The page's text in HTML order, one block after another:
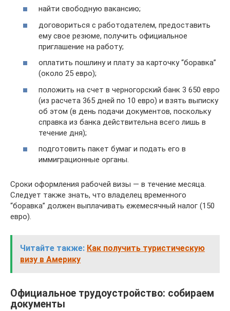
найти свободную вакансию;
договориться с работодателем, предоставить
ему свое резюме, получить официальное
приглашение на работу;
оплатить пошлину и плату за карточку “боравка”
(около 25 евро);
положить на счет в черногорский банк 3 650 евро
(из расчета 365 дней по 10 евро) и взять выписку
об этом (в день подачи документов, поскольку
справка из банка действительна всего лишь в
течение дня);
подготовить пакет бумаг и подать его в
иммиграционные органы.
Сроки оформления рабочей визы — в течение месяца.
Следует также знать, что владелец временного
“боравка” должен выплачивать ежемесячный налог (150
евро).
Читайте также: Как получить туристическую
визу в Америку
Официальное трудоустройство: собираем
документы